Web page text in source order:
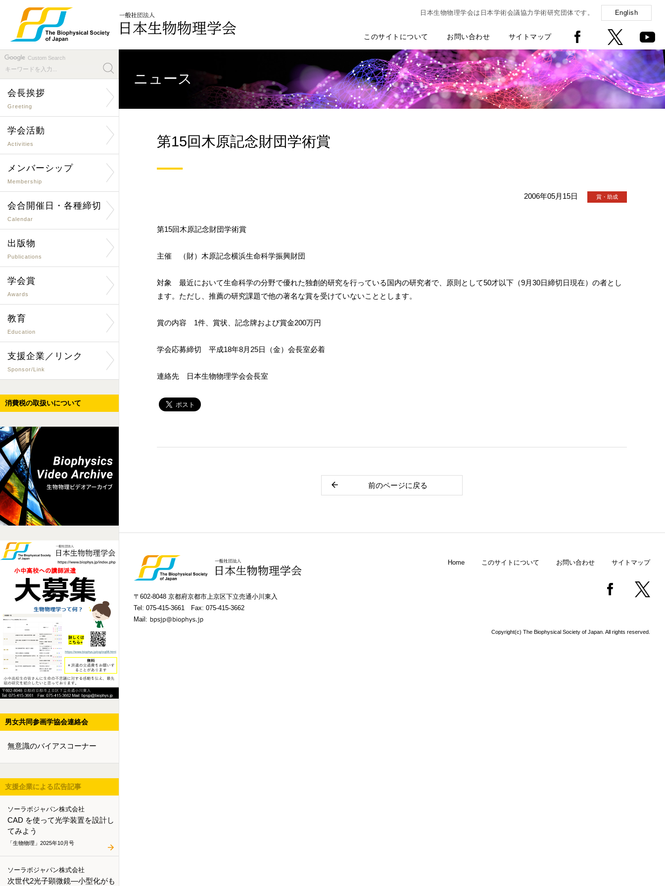
日本生物物理学会は日本学術会議協力学術研究団体です。 English
このサイトについて お問い合わせ サイトマップ
Custom Search
会長挨拶
Greeting
学会活動
Activities
メンバーシップ
Membership
会合開催日・各種締切
Calendar
出版物
Publications
学会賞
Awards
教育
Education
支援企業／リンク
Sponsor/Link
消費税の取扱いについて
男女共同参画学協会連絡会
無意識のバイアスコーナー
支援企業による広告記事
ソーラボジャパン株式会社
CAD を使って光学装置を設計し
てみよう
「生物物理」2025年10月号
ソーラボジャパン株式会社
次世代2光子顕微鏡―小型化がも
ニュース
第15回木原記念財団学術賞
2006年05月15日 賞・助成
第15回木原記念財団学術賞
主催 （財）木原記念横浜生命科学振興財団
対象 最近において生命科学の分野で優れた独創的研究を行っている国内の研究者で、原則として50才以下（9月30日締切日現在）の者とし
ます。ただし、推薦の研究課題で他の著名な賞を受けていないこととします。
賞の内容 1件、賞状、記念牌および賞金200万円
学会応募締切 平成18年8月25日（金）会長室必着
連絡先 日本生物物理学会会長室
前のページに戻る
〒602-8048 京都府京都市上京区下立売通小川東入
Tel: 075-415-3661 Fax: 075-415-3662
Mail:
Home このサイトについて お問い合わせ サイトマップ
Copyright(c) The Biophysical Society of Japan. All rights reserved.